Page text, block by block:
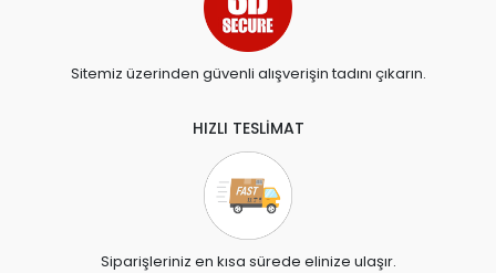
Sitemiz üzerinden güvenli alışverişin tadını çıkarın.
HIZLI TESLİMAT
Siparişleriniz en kısa sürede elinize ulaşır.